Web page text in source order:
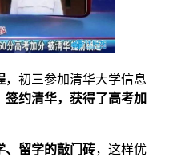
，初三参加清华大学信息
签约清华，获得了高考加
、留学的敲门砖，这样优